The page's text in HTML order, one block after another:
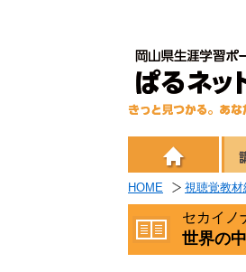
HOME 視聴覚教
セカイノ
世界の